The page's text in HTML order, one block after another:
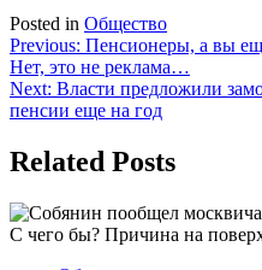
Posted in Общество
Навигация
по
записям
Previous: Пенсионеры, а вы
Нет, это не реклама…
Next: Власти предложили
пенсии еще на год
Related Posts